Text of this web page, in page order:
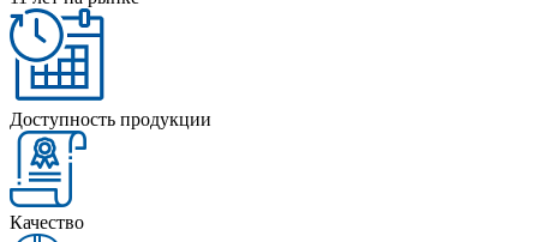
Доступность продукции
Качество